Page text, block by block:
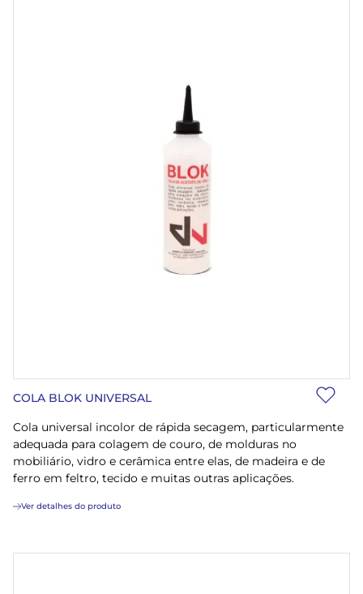
COLA BLOK UNIVERSAL
Cola universal incolor de rápida secagem, particularmente
adequada para colagem de couro, de molduras no
mobiliário, vidro e cerâmica entre elas, de madeira e de
ferro em feltro, tecido e muitas outras aplicações.
Ver detalhes do produto